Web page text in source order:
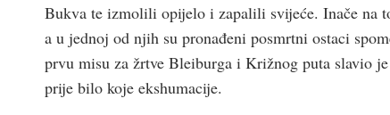
Bukva te izmolili opijelo i zapalili svijeće. Inače na
a u jednoj od njih su pronađeni posmrtni ostaci
prvu misu za žrtve Bleiburga i Križnog puta slavio
prije bilo koje ekshumacije.